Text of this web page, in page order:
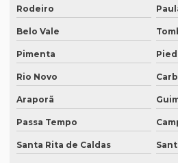
Quanto custa para fazer uma
Quanto custa tradução juramentada
Quanto custa tradução juramentada
Quanto custa tradução juramentada
Quanto custa tradução para o inglês
Rodeiro
Belo Vale
Pimenta
Rio Novo
Araporã
Passa Tempo
Santa Rita de Caldas